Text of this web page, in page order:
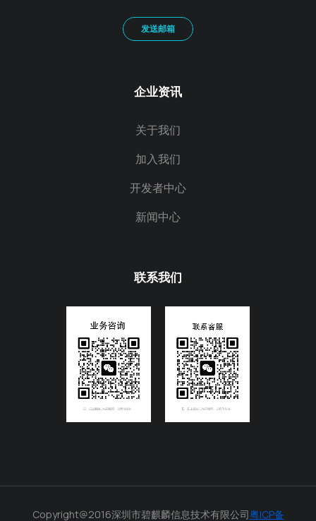
发送邮箱
企业资讯
关于我们
加入我们
开发者中心
新闻中心
联系我们
Copyright@2016深圳市碧麒麟信息技术有限公司粤ICP备